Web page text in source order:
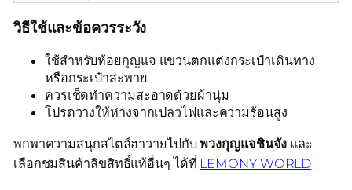
วิธีใช้และข้อควรระวัง
ใช้สำหรับห้อยกุญแจ แขวนตกแต่งกระเป๋าเดินทาง
หรือกระเป๋าสะพาย
ควรเช็ดทำความสะอาดด้วยผ้านุ่ม
โปรดวางให้ห่างจากเปลวไฟและความร้อนสูง
พกพาความสนุกสไตล์ฮาวายไปกับพวงกุญแจชินจัง และ
เลือกชมสินค้าลิขสิทธิ์แท้อื่นๆ ได้ที่ LEMONY WORLD